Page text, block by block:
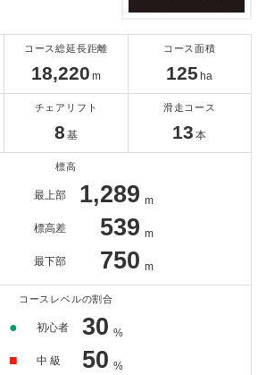
コース総延長距離
18,220 m
コース面積
125 ha
チェアリフト
8 基
滑走コース
13 本
標高
最上部 1,289 m
標高差 539 m
最下部 750 m
コースレベルの割合
● 初心者 30 %
■ 中 級 50 %